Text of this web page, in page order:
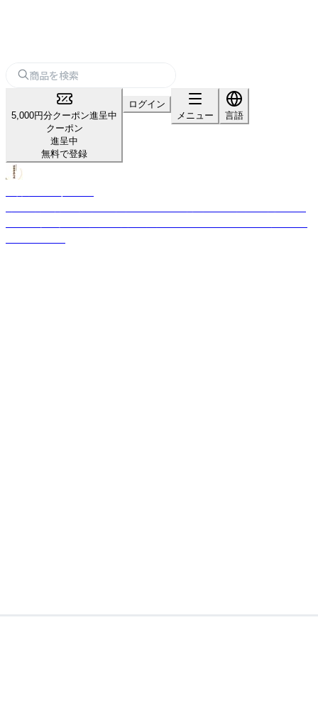
5,000円分クーポン進呈中
クーポン
進呈中
無料で登録
ログイン
メニュー
言語